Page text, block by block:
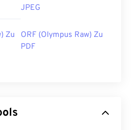
JPEG
Zu
ORF (Olympus Raw) Zu
PDF